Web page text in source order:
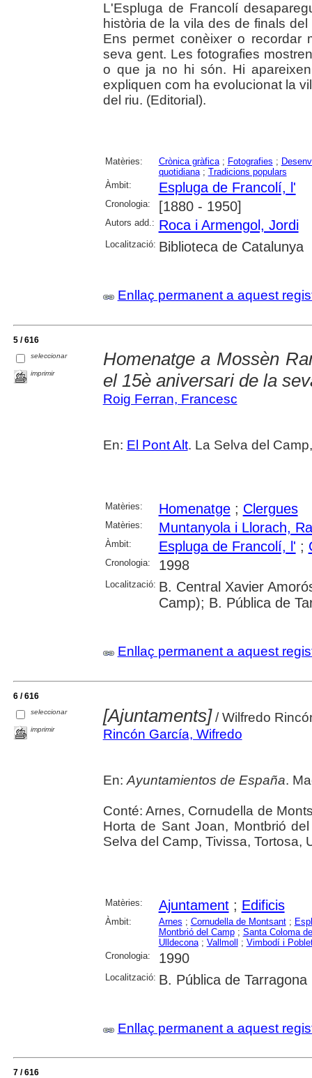
L'Espluga de Francolí
història de la vila des de finals
Ens permet conèixer o recordar
seva gent. Les fotografies
o que ja no hi són. Hi
expliquen com ha evolucionat la
del riu. (Editorial).
Matèries: Crònica gràfica; Fotografies ;
quotidiana; Tradicions populars
Àmbit:
Espluga de Francolí, l'
Cronologia: [1880 - 1950]
Autors add.: Roca i Armengol, Jordi
Localització: Biblioteca de Catalunya
Enllaç permanent a aquest
5 / 616
seleccionar
imprimir
Homenatge a Mossèn
el 15è aniversari de la
Roig Ferran, Francesc
En: El Pont Alt. La Selva del
Matèries: Homenatge; Clergues
Matèries: Muntanyola i Llorach,
Àmbit: Espluga de Francolí, l' ;
Cronologia: 1998
Localització: B. Central Xavier
Camp); B. Pública de
Enllaç permanent a aquest
6 / 616
seleccionar
imprimir
[Ajuntaments]/ Wilfredo
Rincón García, Wifredo
En: Ayuntamientos de España.
Conté: Arnes, Cornudella de
Horta de Sant Joan, Montbrió
Selva del Camp, Tivissa, Tortosa,
Matèries: Ajuntament; Edificis
Àmbit: Arnes ; Cornudella de Montsant;
Montbrió del Camp; Santa Coloma
Ulldecona; Vallmoll ; Vimbodí i
Cronologia:
1990
Localització: B. Pública de Tarragona
Enllaç permanent a aquest
7 / 616